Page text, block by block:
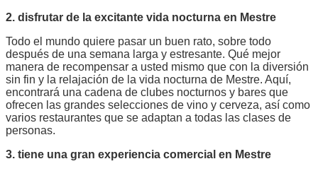
2. disfrutar de la excitante vida nocturna en Mestre
Todo el mundo quiere pasar un buen rato, sobre todo
después de una semana larga y estresante. Qué mejor
manera de recompensar a usted mismo que con la diversión
sin fin y la relajación de la vida nocturna de Mestre. Aquí,
encontrará una cadena de clubes nocturnos y bares que
ofrecen las grandes selecciones de vino y cerveza, así como
varios restaurantes que se adaptan a todas las clases de
personas.
3. tiene una gran experiencia comercial en Mestre